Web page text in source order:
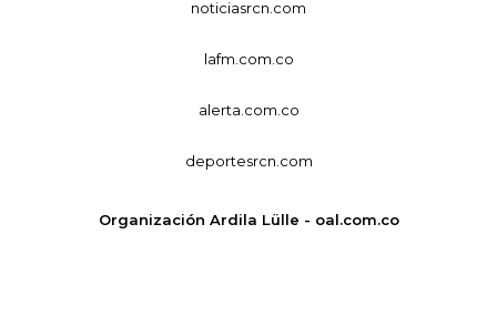
noticiasrcn.com
lafm.com.co
alerta.com.co
deportesrcn.com
Organización Ardila Lülle - oal.com.co